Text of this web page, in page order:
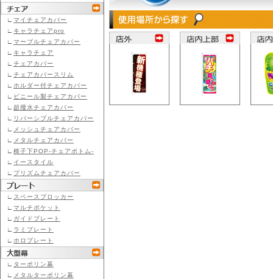
∟ マイチェアカバー
∟ キャラチェアpro
∟ マーブルチェアカバー
∟ キャラチェア
∟ チェアカバー
∟ チェアカバースリム
∟ ホルダー付チェアカバー
∟
ビニール製チェアカバー
∟ 超撥水チェアカバー
∟
リバーシブルチェアカバー
∟
メッシュチェアカバー
∟
メタルチェアカバー
∟ 椅子下POP-チェアボトム-
∟ イースタイル
∟ プリズムチェアカバー
∟ スペースブロッカー
∟ マルチポケット
∟ ガイドプレート
∟ ラミプレート
∟ ホロプレート
∟ ターポリン幕
∟
メタルターポリン幕